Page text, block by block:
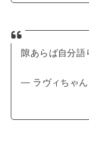
隙あらば自分語
— ラヴィちゃん